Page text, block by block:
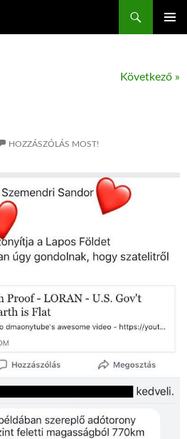
Következő »
HOZZÁSZÓLÁS MOST!